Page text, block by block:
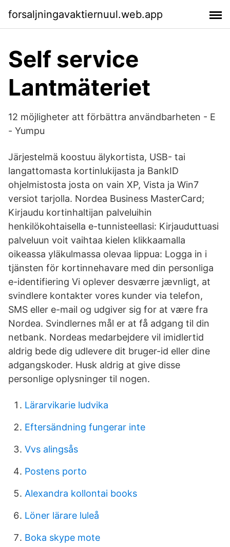
forsaljningavaktiernuul.web.app
Self service
Lantmäteriet
12 möjligheter att förbättra användbarheten - E
- Yumpu
Järjestelmä koostuu älykortista, USB- tai
langattomasta kortinlukijasta ja BankID
ohjelmistosta josta on vain XP, Vista ja Win7
versiot tarjolla. Nordea Business MasterCard;
Kirjaudu kortinhaltijan palveluihin
henkilökohtaisella e-tunnisteellasi: Kirjauduttuasi
palveluun voit vaihtaa kielen klikkaamalla
oikeassa yläkulmassa olevaa lippua: Logga in i
tjänsten för kortinnehavare med din personliga
e-identifiering Vi oplever desværre jævnligt, at
svindlere kontakter vores kunder via telefon,
SMS eller e-mail og udgiver sig for at være fra
Nordea. Svindlernes mål er at få adgang til din
netbank. Nordeas medarbejdere vil imidlertid
aldrig bede dig udlevere dit bruger-id eller dine
adgangskoder. Husk aldrig at give disse
personlige oplysninger til nogen.
Lärarvikarie ludvika
Eftersändning fungerar inte
Vvs alingsås
Postens porto
Alexandra kollontai books
Löner lärare luleå
Boka skype mote